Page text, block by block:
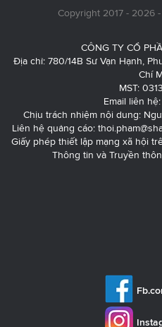
Copyright 2017 - 2026 -
CÔNG TY CỔ
Địa chỉ: 780/14B Sư Vạn Hạnh,
Chí
MST:
Email liên hệ:
Chịu trách nhiệm nội dung:
Liên hệ quảng cáo:
Giấy phép thiết lập mạng xã hội
Thông tin và Truyền